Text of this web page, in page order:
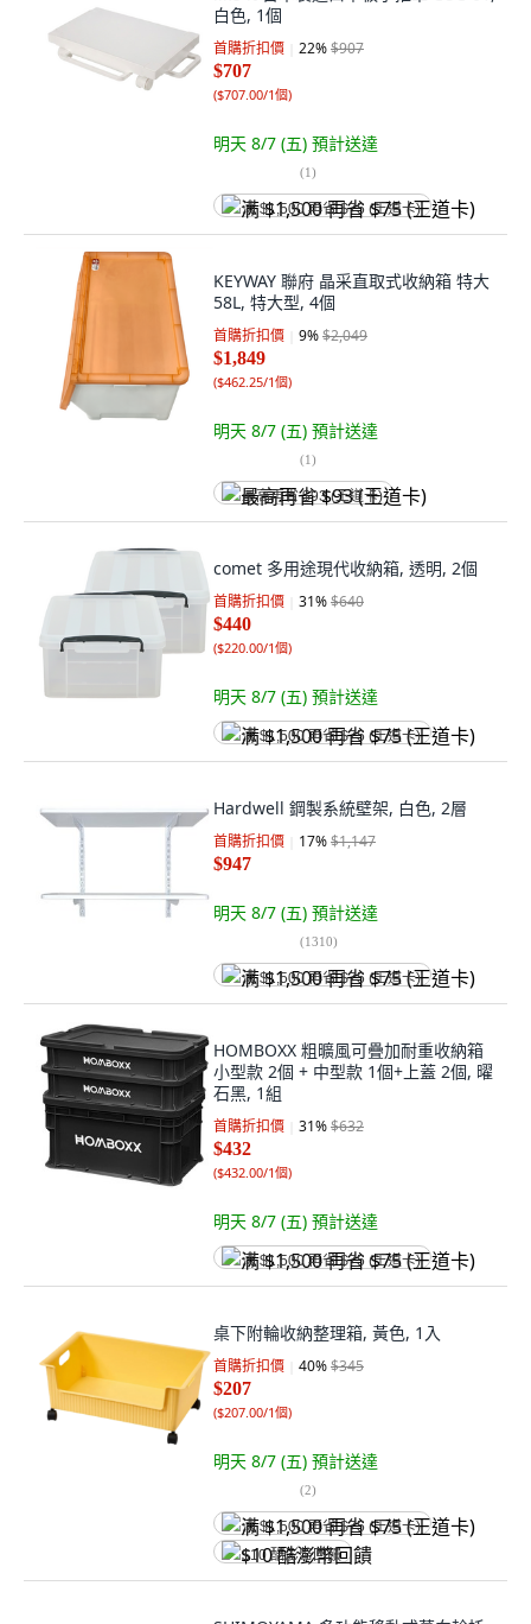
白色, 1個
首購折扣價 22%$907
$707
($707.00/1個)
明天 8/7 (五) 預計送達
(1)
满 $1,500 再省 $75 (王道卡)
KEYWAY 聯府 晶采直取式收納箱 特大
58L, 特大型, 4個
首購折扣價 9%$2,049
$1,849
($462.25/1個)
明天 8/7 (五) 預計送達
(1)
最高再省 $93 (王道卡)
comet 多用途現代收納箱, 透明, 2個
首購折扣價 31%$640
$440
($220.00/1個)
明天 8/7 (五) 預計送達
满 $1,500 再省 $75 (王道卡)
Hardwell 鋼製系統壁架, 白色, 2層
首購折扣價 17%$1,147
$947
明天 8/7 (五) 預計送達
(1310)
满 $1,500 再省 $75 (王道卡)
HOMBOXX 粗曠風可疊加耐重收納箱
小型款 2個 + 中型款 1個+上蓋 2個, 曜
石黑, 1組
首購折扣價 31%$632
$432
($432.00/1個)
明天 8/7 (五) 預計送達
满 $1,500 再省 $75 (王道卡)
桌下附輪收納整理箱, 黃色, 1入
首購折扣價 40%$345
$207
($207.00/1個)
明天 8/7 (五) 預計送達
(2)
满 $1,500 再省 $75 (王道卡)
$10 酷澎幣回饋